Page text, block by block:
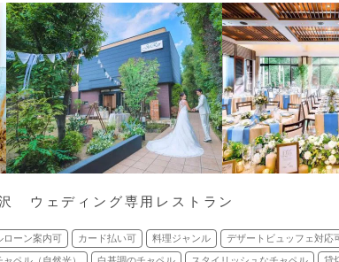
ウェディング専用レストラン
ローン案内可 カード払い可 料理ジャンル デザートビュッフェ対応